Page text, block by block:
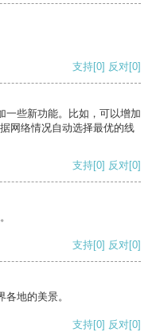
支持[0] 反对[0]
一些新功能。比如，可以增加
网络情况自动选择最优的线
支持[0] 反对[0]
支持[0] 反对[0]
地的美景。
支持[0] 反对[0]